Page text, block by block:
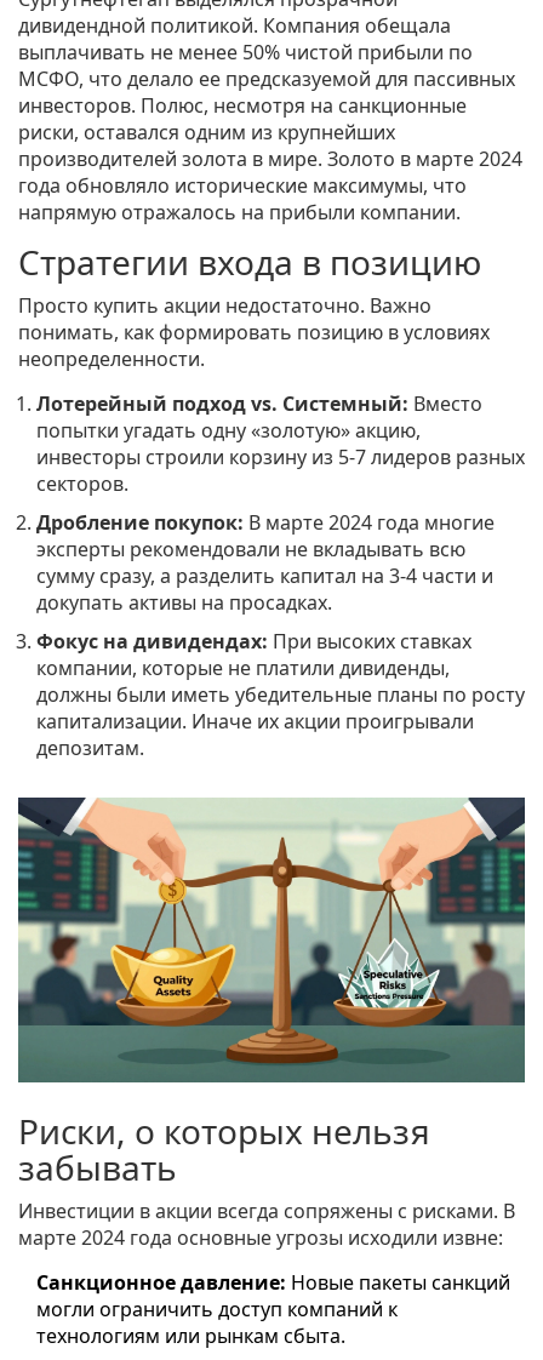
дивидендной политикой. Компания обещала
выплачивать не менее 50% чистой прибыли по
МСФО, что делало ее предсказуемой для пассивных
инвесторов. Полюс, несмотря на санкционные
риски, оставался одним из крупнейших
производителей золота в мире. Золото в марте 2024
года обновляло исторические максимумы, что
напрямую отражалось на прибыли компании.
Стратегии входа в позицию
Просто купить акции недостаточно. Важно
понимать, как формировать позицию в условиях
неопределенности.
Лотерейный подход vs. Системный: Вместо
попытки угадать одну «золотую» акцию,
инвесторы строили корзину из 5-7 лидеров разных
секторов.
Дробление покупок: В марте 2024 года многие
эксперты рекомендовали не вкладывать всю
сумму сразу, а разделить капитал на 3-4 части и
докупать активы на просадках.
Фокус на дивидендах: При высоких ставках
компании, которые не платили дивиденды,
должны были иметь убедительные планы по росту
капитализации. Иначе их акции проигрывали
депозитам.
Риски, о которых нельзя
забывать
Инвестиции в акции всегда сопряжены с рисками. В
марте 2024 года основные угрозы исходили извне:
Санкционное давление: Новые пакеты санкций
могли ограничить доступ компаний к
технологиям или рынкам сбыта.